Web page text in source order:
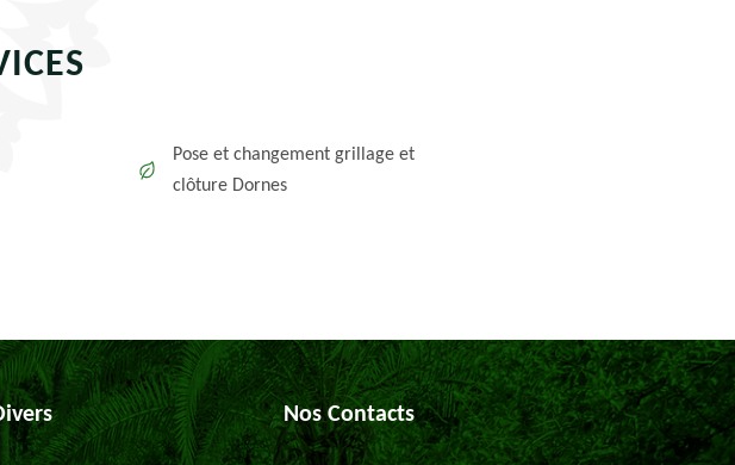
Pose et changement grillage et
clôture Dornes
Nos Contacts